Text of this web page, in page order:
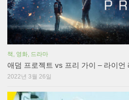
애덤 프로젝트 vs 프리 가이 – 라이언
2022년 3월 26일